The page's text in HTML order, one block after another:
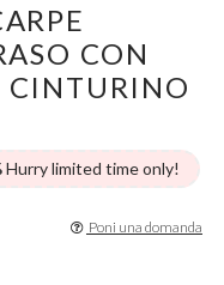
CON
CINTURINO
Hurry limited time only!
Poni una domanda